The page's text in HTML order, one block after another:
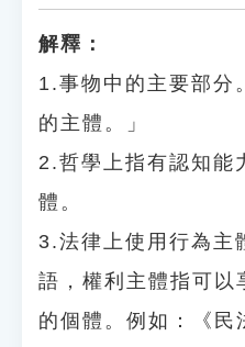
解釋：
1.事物中的主要部分
的主體。」
2.哲學上指有認知能
體。
3.法律上使用行為主
語，權利主體指可以
的個體。例如：《民